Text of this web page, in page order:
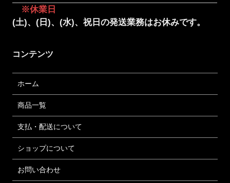
※休業日
(土)、(日)、(水)、祝日の発送業務はお休みです。
コンテンツ
ホーム
商品一覧
支払・配送について
ショップについて
お問い合わせ